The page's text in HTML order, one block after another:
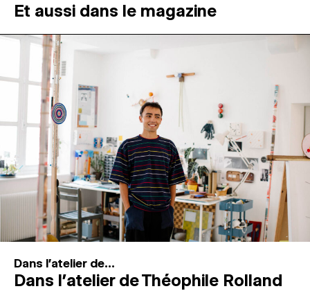
MAGAZINE
ESPACES DE PRATIQUE ARTISTIQUE
Recherche
Connexion
↓
Et aussi dans le magazine
Dans l'atelier de...
Dans l’atelier de Théophile Rolland